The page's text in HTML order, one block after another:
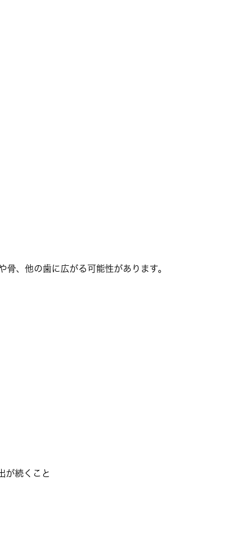
、他の歯に広がる可能性があります。
が続くこと